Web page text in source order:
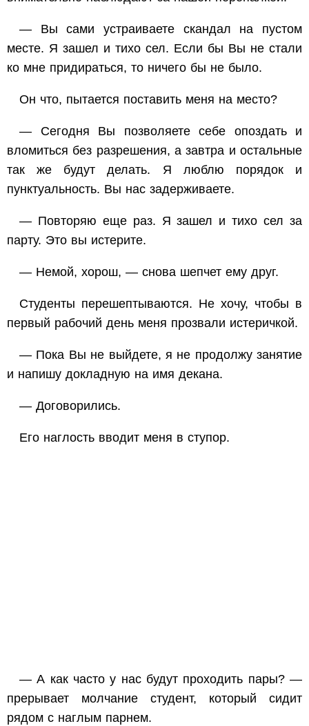
— Вы сами устраиваете скандал на пустом
месте. Я зашел и тихо сел. Если бы Вы не стали
ко мне придираться, то ничего бы не было.
Он что, пытается поставить меня на место?
— Сегодня Вы позволяете себе опоздать и
вломиться без разрешения, а завтра и остальные
так же будут делать. Я люблю порядок и
пунктуальность. Вы нас задерживаете.
— Повторяю еще раз. Я зашел и тихо сел за
парту. Это вы истерите.
— Немой, хорош, — снова шепчет ему друг.
Студенты перешептываются. Не хочу, чтобы в
первый рабочий день меня прозвали истеричкой.
— Пока Вы не выйдете, я не продолжу занятие
и напишу докладную на имя декана.
— Договорились.
Его наглость вводит меня в ступор.
— А как часто у нас будут проходить пары? —
прерывает молчание студент, который сидит
рядом с наглым парнем.